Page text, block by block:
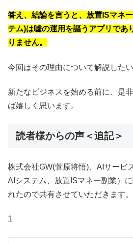
答え、結論を言うと、放置ISマネ
テム)は嘘の運用を謳うアプリであ
りません。
今回はその理由について解説したい
新たなビジネスを始める前に、是
ば嬉しく思います。
読者様からの声＜追記＞
株式会社GW(菅原将悟)、AIサービ
AIシステム、放置ISマネー副業）
れたので共有させていただきます。
1